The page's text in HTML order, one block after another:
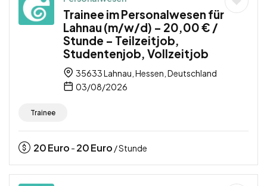
Trainee im Personalwesen für
Lahnau (m/w/d) – 20,00 € /
Stunde – Teilzeitjob,
Studentenjob, Vollzeitjob
35633 Lahnau, Hessen, Deutschland
03/08/2026
Trainee
20Euro - 20Euro / Stunde